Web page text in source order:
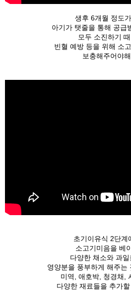
생후 6개월 정도
아기가 탯줄을 통해 공급
모두 소진하기
빈혈 예방 등을 위해 소
보충해주어야
초기이유식 2단계
소고기미음을 베
다양한 채소와 과일
영양분을 풍부하게 해주는
미역, 애호박, 청경채,
다양한 재료들을 추가